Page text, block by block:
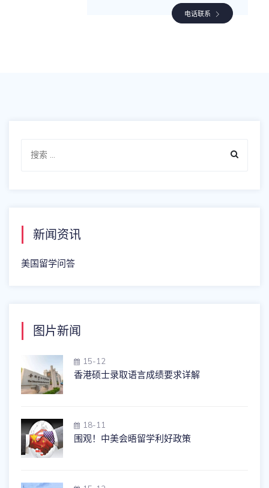
电话联系
for:
新闻资讯
美国留学问答
图片新闻
15-12
香港硕士录取语言成绩要求详解
18-11
围观！中美会晤留学利好政策